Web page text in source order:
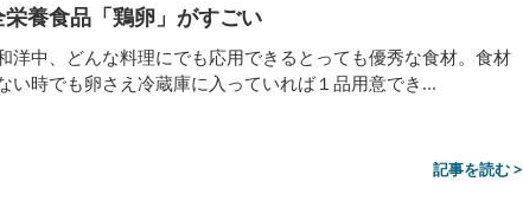
養食品「鶏卵」がすごい
洋中、どんな料理にでも応用できるとっても優秀な食材。食材
い時でも卵さえ冷蔵庫に入っていれば１品用意でき...
記事を読む >